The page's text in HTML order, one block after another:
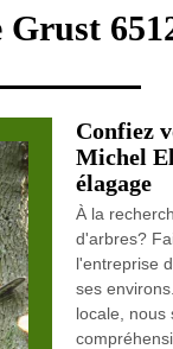
Confiez
Michel
élagage
À la
d'arbres?
l'entreprise
ses
locale, nous